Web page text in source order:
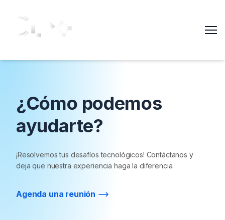
¿Cómo podemos
ayudarte?
¡Resolvemos tus desafíos tecnológicos! Contáctanos y
deja que nuestra experiencia haga la diferencia.
Agenda una reunión